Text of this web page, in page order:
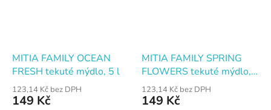
MITIA FAMILY OCEAN
FRESH tekuté mýdlo, 5 l
123,14 Kč bez DPH
149 Kč
MITIA FAMILY SPRING
FLOWERS tekuté mýdlo,
5 l
123,14 Kč bez DPH
149 Kč